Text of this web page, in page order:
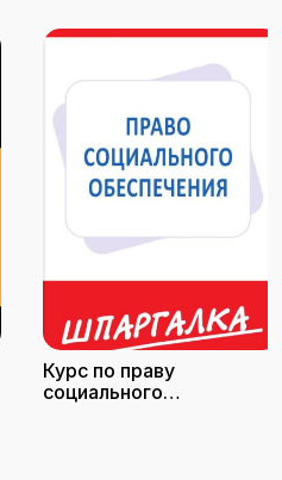
Курс по праву
социального